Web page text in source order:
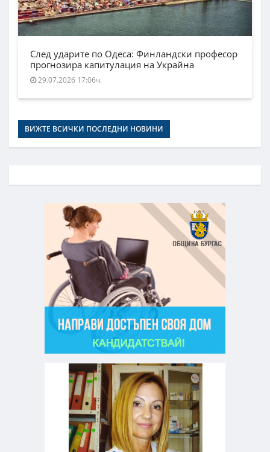
След ударите по Одеса: Финландски професор
прогнозира капитулация на Украйна
29.07.2026 17:06ч.
ВИЖТЕ ВСИЧКИ ПОСЛЕДНИ НОВИНИ